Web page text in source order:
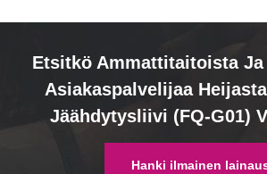
Etsitkö Ammattitaitoista Ja
Asiakaspalvelijaa
Jäähdytysliivi (FQ-G01)
Hanki ilmainen